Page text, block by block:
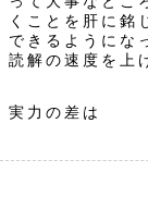
くことを肝に銘
できるようにな
読解の速度を上
実力の差は